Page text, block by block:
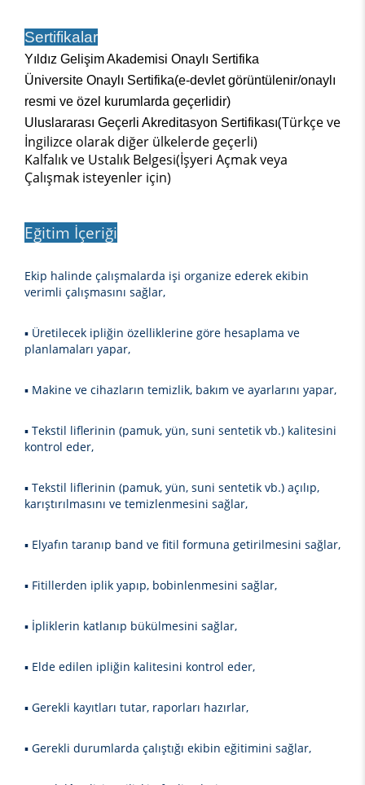
Sertifikalar
Yıldız Gelişim Akademisi Onaylı Sertifika
Üniversite Onaylı Sertifika(e-devlet görüntülenir/onaylı
resmi ve özel kurumlarda geçerlidir)
Uluslararası Geçerli Akreditasyon Sertifikası(Türkçe ve
İngilizce olarak diğer ülkelerde geçerli)
Kalfalık ve Ustalık Belgesi(İşyeri Açmak veya
Çalışmak isteyenler için)
Eğitim İçeriği
Ekip halinde çalışmalarda işi organize ederek ekibin
verimli çalışmasını sağlar,
▪ Üretilecek ipliğin özelliklerine göre hesaplama ve
planlamaları yapar,
▪ Makine ve cihazların temizlik, bakım ve ayarlarını yapar,
▪ Tekstil liflerinin (pamuk, yün, suni sentetik vb.) kalitesini
kontrol eder,
▪ Tekstil liflerinin (pamuk, yün, suni sentetik vb.) açılıp,
karıştırılmasını ve temizlenmesini sağlar,
▪ Elyafın taranıp band ve fitil formuna getirilmesini sağlar,
▪ Fitillerden iplik yapıp, bobinlenmesini sağlar,
▪ İpliklerin katlanıp bükülmesini sağlar,
▪ Elde edilen ipliğin kalitesini kontrol eder,
▪ Gerekli kayıtları tutar, raporları hazırlar,
▪ Gerekli durumlarda çalıştığı ekibin eğitimini sağlar,